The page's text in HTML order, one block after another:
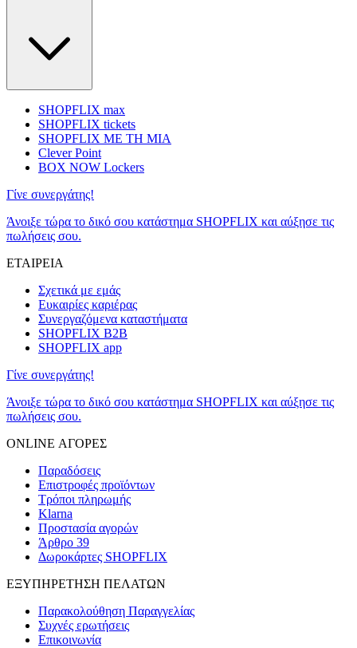
SHOPFLIX max
SHOPFLIX tickets
SHOPFLIX ΜΕ ΤΗ ΜΙΑ
Clever Point
BOX NOW Lockers
Γίνε συνεργάτης!
Άνοιξε τώρα το δικό σου κατάστημα SHOPFLIX και αύξησε τις
πωλήσεις σου.
ΕΤΑΙΡΕΙΑ
Σχετικά με εμάς
Ευκαιρίες καριέρας
Συνεργαζόμενα καταστήματα
SHOPFLIX B2B
SHOPFLIX app
Γίνε συνεργάτης!
Άνοιξε τώρα το δικό σου κατάστημα SHOPFLIX και αύξησε τις
πωλήσεις σου.
ONLINE ΑΓΟΡΕΣ
Παραδόσεις
Επιστροφές προϊόντων
Τρόποι πληρωμής
Klarna
Προστασία αγορών
Άρθρο 39
Δωροκάρτες SHOPFLIX
ΕΞΥΠΗΡΕΤΗΣΗ ΠΕΛΑΤΩΝ
Παρακολούθηση Παραγγελίας
Συχνές ερωτήσεις
Επικοινωνία